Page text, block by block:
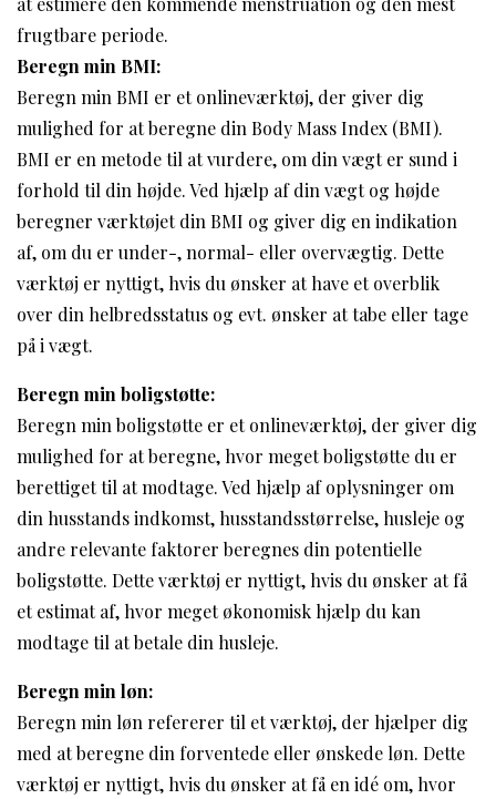
frugtbare periode.
Beregn min BMI:
Beregn min BMI er et onlineværktøj, der giver dig
mulighed for at beregne din Body Mass Index (BMI).
BMI er en metode til at vurdere, om din vægt er sund i
forhold til din højde. Ved hjælp af din vægt og højde
beregner værktøjet din BMI og giver dig en indikation
af, om du er under-, normal- eller overvægtig. Dette
værktøj er nyttigt, hvis du ønsker at have et overblik
over din helbredsstatus og evt. ønsker at tabe eller tage
på i vægt.
Beregn min boligstøtte:
Beregn min boligstøtte er et onlineværktøj, der giver dig
mulighed for at beregne, hvor meget boligstøtte du er
berettiget til at modtage. Ved hjælp af oplysninger om
din husstands indkomst, husstandsstørrelse, husleje og
andre relevante faktorer beregnes din potentielle
boligstøtte. Dette værktøj er nyttigt, hvis du ønsker at få
et estimat af, hvor meget økonomisk hjælp du kan
modtage til at betale din husleje.
Beregn min løn:
Beregn min løn refererer til et værktøj, der hjælper dig
med at beregne din forventede eller ønskede løn. Dette
værktøj er nyttigt, hvis du ønsker at få en idé om, hvor